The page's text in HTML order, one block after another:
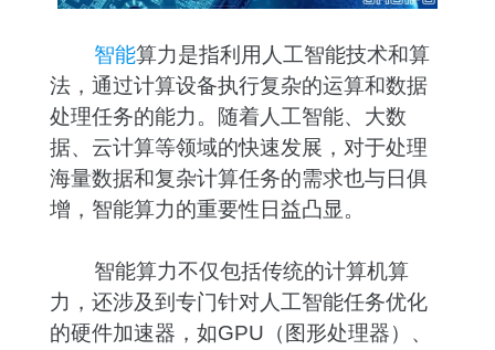
智能算力是指利用人工智能技术和算
法，通过计算设备执行复杂的运算和数据
处理任务的能力。随着人工智能、大数
据、云计算等领域的快速发展，对于处理
海量数据和复杂计算任务的需求也与日俱
增，智能算力的重要性日益凸显。
智能算力不仅包括传统的计算机算
力，还涉及到专门针对人工智能任务优化
的硬件加速器，如GPU（图形处理器）、